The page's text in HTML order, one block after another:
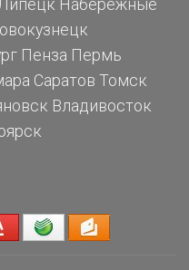
Набережные
Пенза Пермь
Саратов Томск
Владивосток